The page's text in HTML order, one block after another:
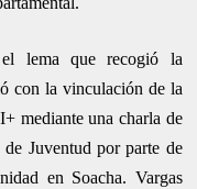
el lema que recogió la
con la vinculación de la
mediante una charla de
Juventud por parte de
en Soacha. Vargas